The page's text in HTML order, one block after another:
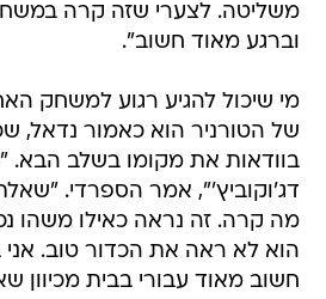
משליטה. לצערי שזה קרה
וברגע מאוד חשוב".
מי שיכול להגיע רגוע למשחק
של הטורניר הוא כאמור נדאל,
בוודאות את מקומו בשלב הבא.
דג'וקוביץ'", אמר הספרדי.
מה קרה. זה נראה כאילו משהו
הוא לא ראה את הכדור טוב. אני
חשוב מאוד עבורי בבית מכיוון